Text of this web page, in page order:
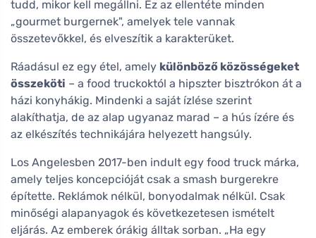
tudd, mikor kell megállni. Ez az ellentéte minden
„gourmet burgernek", amelyek tele vannak
összetevőkkel, és elveszítik a karakterüket.
Ráadásul ez egy étel, amely különböző közösségeket
összeköti – a food truckoktól a hipszter bisztrókon át a
házi konyhákig. Mindenki a saját ízlése szerint
alakíthatja, de az alap ugyanaz marad – a hús ízére és
az elkészítés technikájára helyezett hangsúly.
Los Angelesben 2017-ben indult egy food truck márka,
amely teljes koncepcióját csak a smash burgerekre
építette. Reklámok nélkül, bonyodalmak nélkül. Csak
minőségi alapanyagok és következetesen ismételt
eljárás. Az emberek órákig álltak sorban. „Ha egy